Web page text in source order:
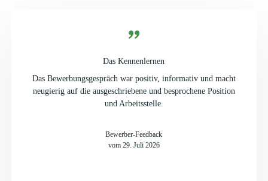
Das Kennenlernen
Das Bewerbungsgespräch war positiv, informativ und macht
neugierig auf die ausgeschriebene und besprochene Position
und Arbeitsstelle.
Bewerber-Feedback
vom 29. Juli 2026